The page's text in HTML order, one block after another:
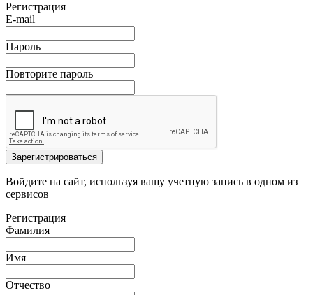
Регистрация
E-mail
Пароль
Повторите пароль
Зарегистрироваться
Войдите на сайт, используя вашу учетную запись в одном из
сервисов
Регистрация
Фамилия
Имя
Отчество